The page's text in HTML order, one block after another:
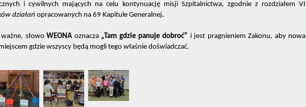
i cywilnych mających na celu kontynuację misji Szpitalnictwa, zgodnie z rozdziałem VI
działań opracowanych na 69 Kapitule Generalnej.
słowoWEONA oznacza „Tam gdzie panuje dobroć” i jest pragnieniem Zakonu, aby nowa
gdzie wszyscy będą mogli tego właśnie doświadczać.